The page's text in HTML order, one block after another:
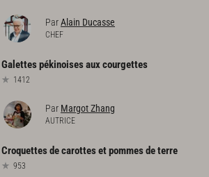
ParAlain Ducasse
CHEF
Galettespékinoisesauxcourgettes
1412
Par Margot Zhang
AUTRICE
Croquettesdecarottesetpommesdeterre
953